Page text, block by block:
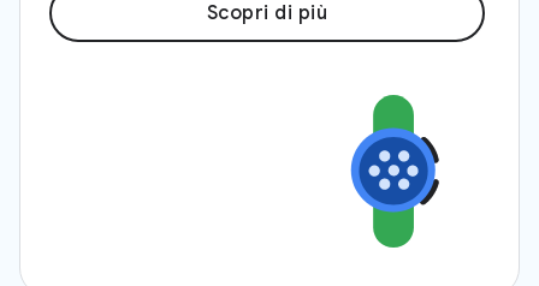
Scopri di più